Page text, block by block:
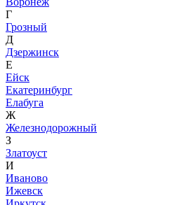
Г
Грозный
Д
Дзержинск
Е
Ейск
Екатеринбург
Елабуга
Ж
Железнодорожный
З
Златоуст
И
Иваново
Ижевск